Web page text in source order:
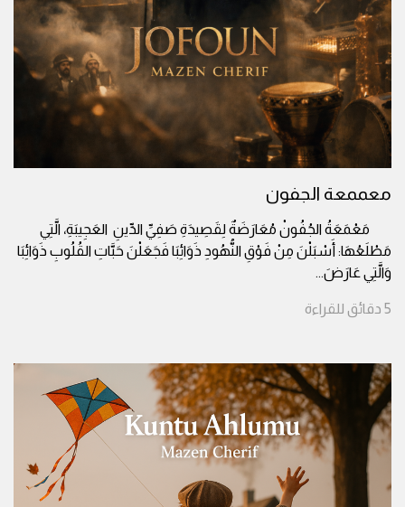
معممعة الجفون
مَعْمَعَةُ الجُفُونْ مُعَارَضَةٌ لِقَصِيدَةِ صَفِيِّ الدِّينِ العَجِيبَةِ، الَّتِي
مَطْلَعُهَا: أَسْبَلْنَ مِنْ فَوْقِ النُّهُودِ ذَوَائِبَا فَجَعَلْنَ حَبَّاتِ القُلُوبِ ذَوَائِبَا
وَالَّتِي عَارَضَ...
5 دقائق للقراءة